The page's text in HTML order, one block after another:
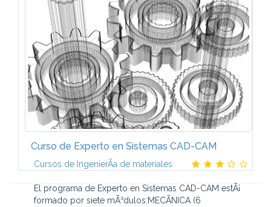
la energÃ­a hidroelÃ©ctrica. SituaciÃ³n actual de la
energÃ­a hidroelÃ©ctrica. Elementos constitutivos.
Minicentrales hidroelÃ©ctricas...
Curso de Experto en Sistemas CAD-CAM
Cursos de IngenierÃ­a de materiales
El programa de Experto en Sistemas CAD-CAM estÃ¡
formado por siete mÃ³dulos:MECÃNICA (6